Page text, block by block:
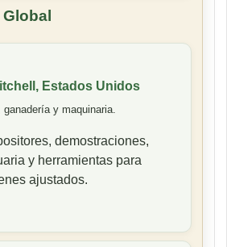
Estados Unidos
y maquinaria.
demostraciones,
y herramientas para
ajustados.